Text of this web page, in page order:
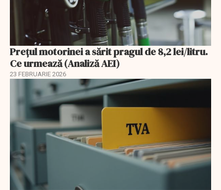
Prețul motorinei a sărit pragul de 8,2 lei/litru.
Ce urmează (Analiză AEI)
23 FEBRUARIE 2026